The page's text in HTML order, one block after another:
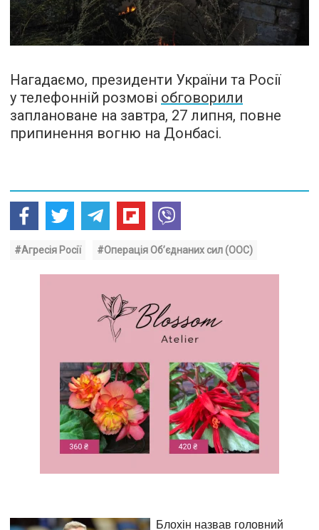
Нагадаємо, президенти України та Росії
у телефонній розмові обговорили
заплановане на завтра, 27 липня, повне
припинення вогню на Донбасі.
#Агресія Росії #Операція Об’єднаних сил (ООС)